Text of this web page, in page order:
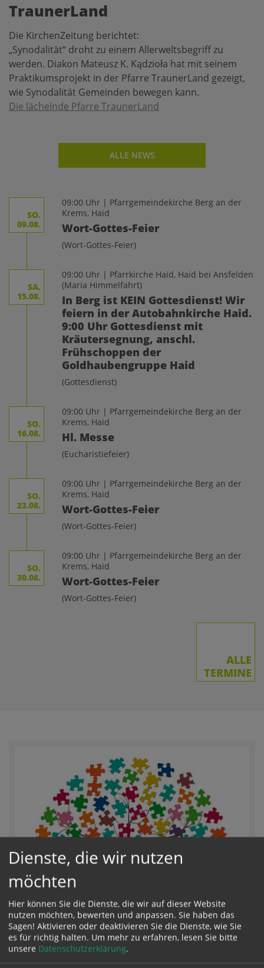
TraunerLand
Die KirchenZeitung berichtet:
„Synodalität“ droht zu einem Allerweltsbegriff zu
werden. Diakon Mateusz K. Kądzioła hat mit seinem
Praktikumsprojekt in der Pfarre TraunerLand gezeigt,
wie Synodalität Gemeinden bewegen kann.
Die lächelnde Pfarre TraunerLand
ALLE NEWS
SO.
09.08.
09:00 Uhr | Pfarrgemeindekirche Berg an der
Krems, Haid
Wort-Gottes-Feier
(Wort-Gottes-Feier)
SA.
15.08.
09:00 Uhr | Pfarrkirche Haid, Haid bei Ansfelden
(Maria Himmelfahrt)
In Berg ist KEIN Gottesdienst! Wir
feiern in der Autobahnkirche Haid.
9:00 Uhr Gottesdienst mit
Kräutersegnung, anschl.
Frühschoppen der
Goldhaubengruppe Haid
(Gottesdienst)
SO.
16.08.
09:00 Uhr | Pfarrgemeindekirche Berg an der
Krems, Haid
Hl. Messe
(Eucharistiefeier)
SO.
23.08.
09:00 Uhr | Pfarrgemeindekirche Berg an der
Krems, Haid
Wort-Gottes-Feier
(Wort-Gottes-Feier)
SO.
30.08.
09:00 Uhr | Pfarrgemeindekirche Berg an der
Krems, Haid
Wort-Gottes-Feier
(Wort-Gottes-Feier)
ALLE
TERMINE
Dienste, die wir nutzen
möchten
Hier können Sie die Dienste, die wir auf dieser Website
nutzen möchten, bewerten und anpassen. Sie haben das
Sagen! Aktivieren oder deaktivieren Sie die Dienste, wie Sie
es für richtig halten. Um mehr zu erfahren, lesen Sie bitte
unsere Datenschutzerklärung.